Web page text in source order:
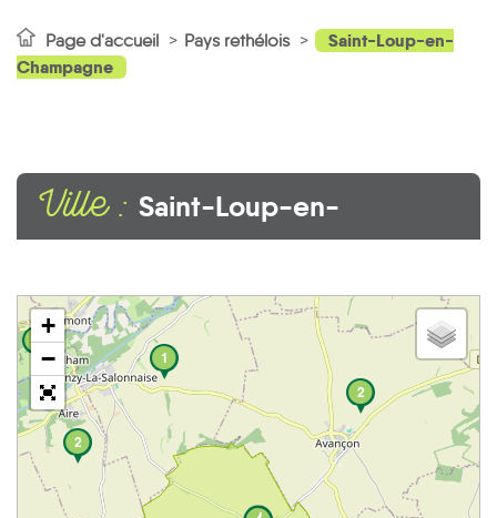
Page d'accueil Pays rethélois
Saint-Loup-en-
Champagne
Ville : Saint-Loup-en-
2
2
2
1
+
−